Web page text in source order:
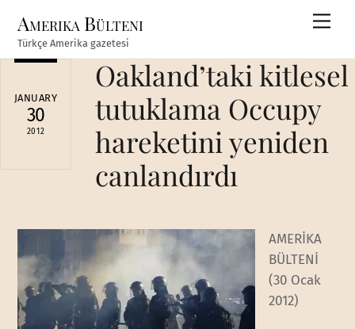
content
Amerika Bülteni
Türkçe Amerika gazetesi
JANUARY
30
2012
Oakland’taki kitlesel
tutuklama Occupy
hareketini yeniden
canlandırdı
AMERİKA
BÜLTENİ
(30 Ocak
2012)